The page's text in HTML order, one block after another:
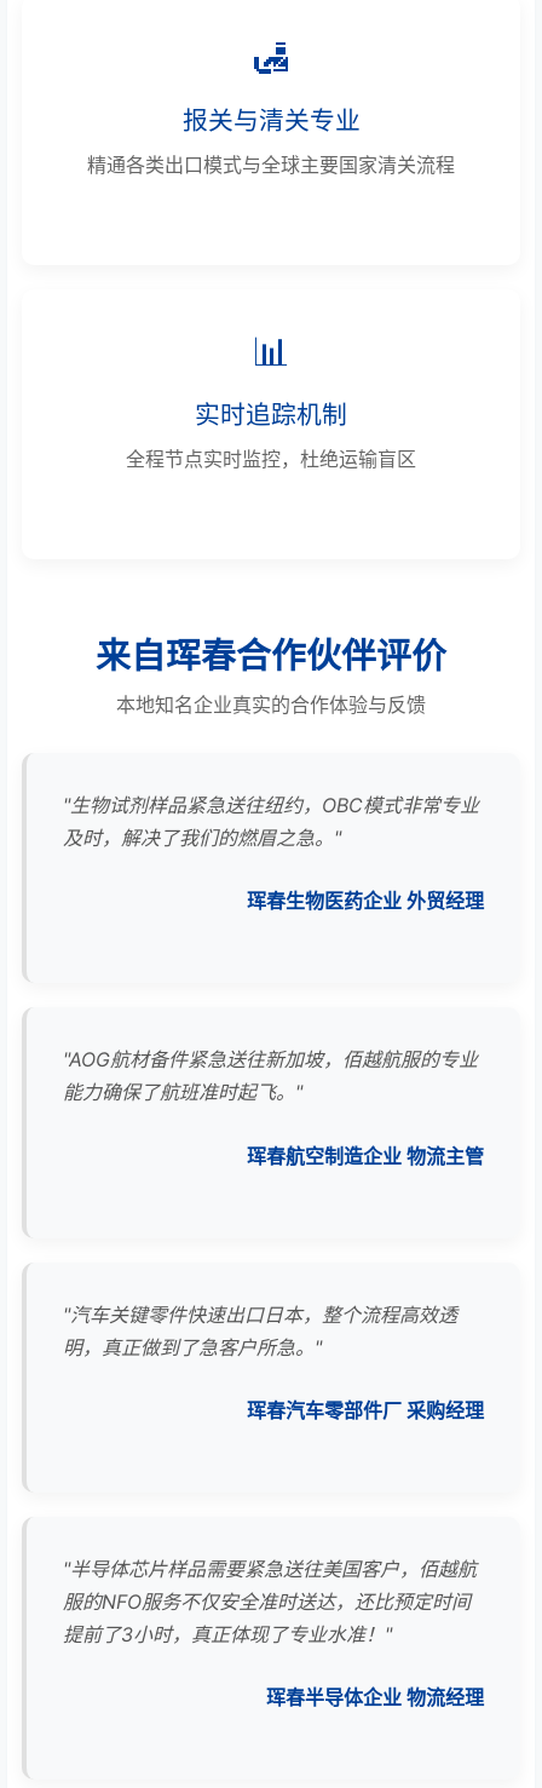
🛃
报关与清关专业
精通各类出口模式与全球主要国家清关流程
📊
实时追踪机制
全程节点实时监控，杜绝运输盲区
来自珲春合作伙伴评价
本地知名企业真实的合作体验与反馈
"生物试剂样品紧急送往纽约，OBC模式非常专业
及时，解决了我们的燃眉之急。"
珲春生物医药企业 外贸经理
"AOG航材备件紧急送往新加坡，佰越航服的专业
能力确保了航班准时起飞。"
珲春航空制造企业 物流主管
"汽车关键零件快速出口日本，整个流程高效透
明，真正做到了急客户所急。"
珲春汽车零部件厂 采购经理
"半导体芯片样品需要紧急送往美国客户，佰越航
服的NFO服务不仅安全准时送达，还比预定时间
提前了3小时，真正体现了专业水准！"
珲春半导体企业 物流经理